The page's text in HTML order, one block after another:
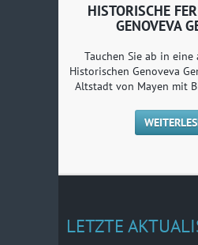
HISTORISCHE
GENOVEVA
Tauchen Sie ab in eine
Historischen Genoveva
Altstadt von Mayen mit
LETZTE